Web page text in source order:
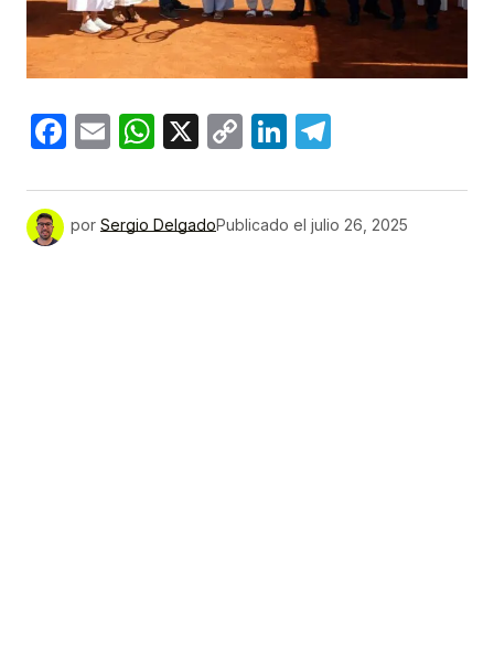
Facebook
EmailWhatsApp
X
CopyLinkedIn
por Sergio DelgadoPublicado el julio 26, 2025